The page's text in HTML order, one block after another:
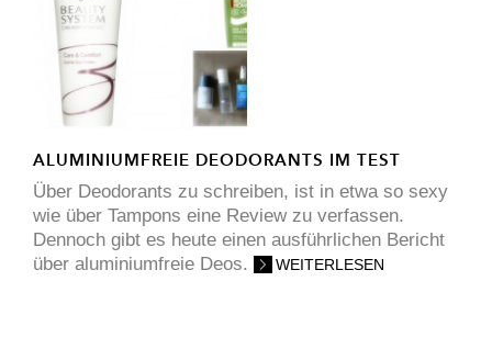
ALUMINIUMFREIE DEODORANTS IM TEST
Über Deodorants zu schreiben, ist in etwa so sexy
wie über Tampons eine Review zu verfassen.
Dennoch gibt es heute einen ausführlichen Bericht
über aluminiumfreie Deos.
WEITERLESEN